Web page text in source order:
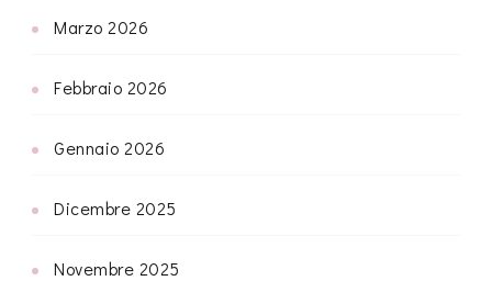
Marzo 2026
Febbraio 2026
Gennaio 2026
Dicembre 2025
Novembre 2025